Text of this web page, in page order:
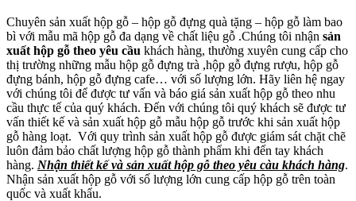
Chuyên sản xuất hộp gỗ – hộp gỗ đựng quà tặng – hộp gỗ làm bao
bì với mẫu mã hộp gỗ đa dạng về chất liệu gỗ .Chúng tôi nhận sản
xuất hộp gỗ theo yêu cầu khách hàng, thường xuyên cung cấp cho
thị trường những mẫu hộp gỗ đựng trà ,hộp gỗ đựng rượu, hộp gỗ
đựng bánh, hộp gỗ đựng cafe… với số lượng lớn. Hãy liên hệ ngay
với chúng tôi để được tư vấn và báo giá sản xuất hộp gỗ theo nhu
cầu thực tế của quý khách. Đến với chúng tôi quý khách sẽ được tư
vấn thiết kế và sản xuất hộp gỗ mẫu hộp gỗ trước khi sản xuất hộp
gỗ hàng loạt. Với quy trình sản xuất hộp gỗ được giám sát chặt chẽ
luôn đảm bảo chất lượng hộp gỗ thành phẩm khi đến tay khách
hàng. Nhận thiết kế và sản xuất hộp gỗ theo yêu càu khách hàng.
Nhận sản xuất hộp gỗ với số lượng lớn cung cấp hộp gỗ trên toàn
quốc và xuất khẩu.